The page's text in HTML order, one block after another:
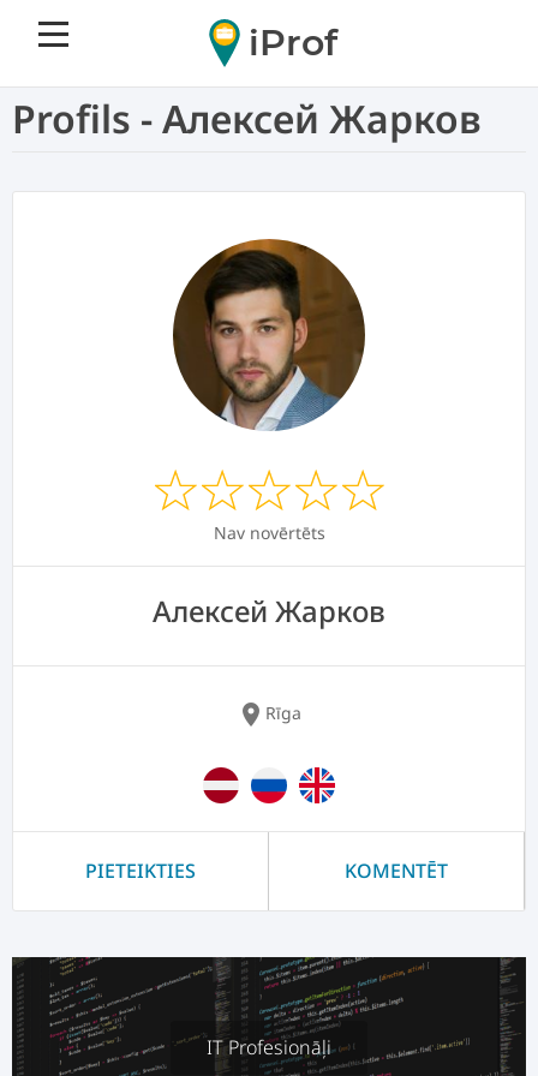
iProf
Profils - Алексей Жарков
Nav novērtēts
Алексей Жарков
location_on Rīga
PIETEIKTIES KOMENTĒT
IT Profesionāļi